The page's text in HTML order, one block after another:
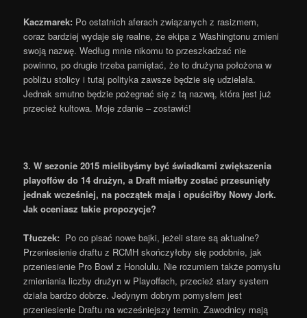
Kaczmarek: Po ostatnich aferach związanych z rasizmem,
coraz bardziej wydaje się realne, że ekipa z Washingtonu zmieni
swoją nazwę. Według mnie nikomu to przeszkadzać nie
powinno, po drugie trzeba pamiętać, że to drużyna położona w
pobliżu stolicy i tutaj polityka zawsze będzie się udzielała.
Jednak smutno będzie pożegnać się z tą nazwą, która jest już
przecież kultowa. Moje zdanie – zostawić!
3. W sezonie 2015 mielibyśmy być świadkami zwiększenia
playoffów do 14 drużyn, a Draft miałby zostać przesunięty
jednak wcześniej, na początek maja i opuściłby Nowy Jork.
Jak oceniasz takie propozycje?
Tłuczek: Po co pisać nowe bajki, jeżeli stare są aktualne?
Przeniesienie draftu z RCMH skończyłoby się podobnie, jak
przeniesienie Pro Bowl z Honolulu. Nie rozumiem także pomysłu
zmieniania liczby drużyn w Playoffach, przecież stary system
działa bardzo dobrze. Jedynym dobrym pomysłem jest
przeniesienie Draftu na wcześniejszy termin. Zawodnicy mają